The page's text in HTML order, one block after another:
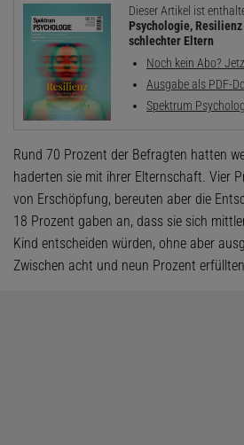
Dieser Artikel ist
Psychologie,
schlechter Eltern
Noch kein Abo?
Ausgabe als PDF-
Spektrum
Rund 70 Prozent der Befragten hatten
haderten sie mit ihrer Elternschaft. Vier
von Erschöpfung, bereuten aber die
18 Prozent gaben an, dass sie sich
Kind entscheiden würden, ohne aber
Zwischen acht und neun Prozent